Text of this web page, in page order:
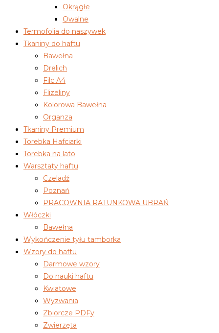
Okrągłe
Owalne
Termofolia do naszywek
Tkaniny do haftu
Bawełna
Drelich
Filc A4
Flizeliny
Kolorowa Bawełna
Organza
Tkaniny Premium
Torebka Hafciarki
Torebka na lato
Warsztaty haftu
Czeladź
Poznań
PRACOWNIA RATUNKOWA UBRAŃ
Włóczki
Bawełna
Wykończenie tyłu tamborka
Wzory do haftu
Darmowe wzory
Do nauki haftu
Kwiatowe
Wyzwania
Zbiorcze PDFy
Zwierzęta